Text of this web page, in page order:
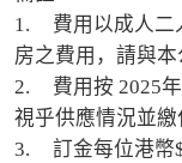
1.	費用以成人二人一房每位計算，並以港幣計算。單人
房之費用，請與本
2.	費用按 2025年12月8日之單張報價作參考指引，價格
視乎供應情況並繳
3.	訂金每位港幣$2,000位。一經報名，恕不獲退回。餘